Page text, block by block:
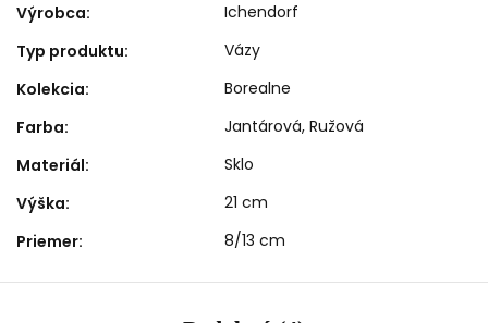
Výrobca:
Ichendorf
Typ produktu:
Vázy
Kolekcia:
Borealne
Farba: Jantárová, Ružová
Materiál:
Sklo
Výška:
21 cm
Priemer: 8/13 cm